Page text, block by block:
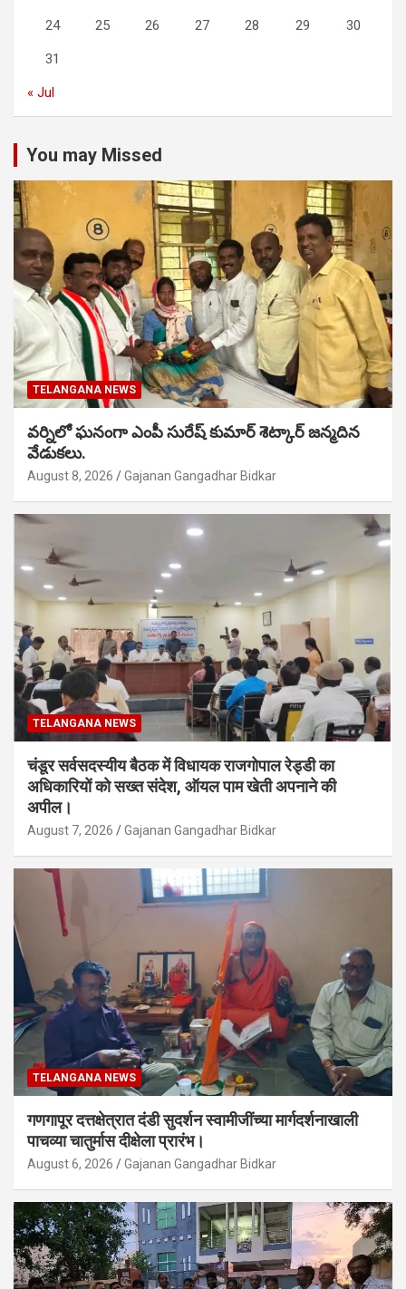
24 25 26 27 28 29 30
31
« Jul
You may Missed
TELANGANA NEWS
వర్నిలో ఘనంగా ఎంపీ సురేష్ కుమార్ శెట్కార్ జన్మదిన
వేడుకలు.
August 8, 2026 Gajanan Gangadhar Bidkar
TELANGANA NEWS
चंडूर सर्वसदस्यीय बैठक में विधायक राजगोपाल रेड्डी का
अधिकारियों को सख्त संदेश, ऑयल पाम खेती अपनाने की
अपील।
August 7, 2026 Gajanan Gangadhar Bidkar
TELANGANA NEWS
गणगापूर दत्तक्षेत्रात दंडी सुदर्शन स्वामीजींच्या मार्गदर्शनाखाली
पाचव्या चातुर्मास दीक्षेला प्रारंभ।
August 6, 2026 Gajanan Gangadhar Bidkar